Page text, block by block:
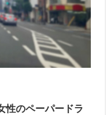
性のペーパードラ